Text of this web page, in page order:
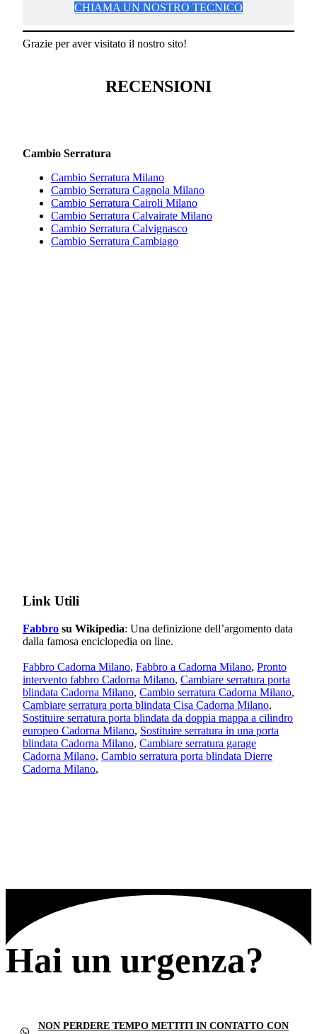
CHIAMA UN NOSTRO TECNICO
Grazie per aver visitato il nostro sito!
RECENSIONI
Cambio Serratura
Cambio Serratura Milano
Cambio Serratura Cagnola Milano
Cambio Serratura Cairoli Milano
Cambio Serratura Calvairate Milano
Cambio Serratura Calvignasco
Cambio Serratura Cambiago
Link Utili
Fabbro su Wikipedia: Una definizione dell’argomento data
dalla famosa enciclopedia on line.
Fabbro Cadorna Milano, Fabbro a Cadorna Milano, Pronto
intervento fabbro Cadorna Milano, Cambiare serratura porta
blindata Cadorna Milano, Cambio serratura Cadorna Milano,
Cambiare serratura porta blindata Cisa Cadorna Milano,
Sostituire serratura porta blindata da doppia mappa a cilindro
europeo Cadorna Milano, Sostituire serratura in una porta
blindata Cadorna Milano, Cambiare serratura garage
Cadorna Milano, Cambio serratura porta blindata Dierre
Cadorna Milano,
Hai un urgenza?
NON PERDERE TEMPO METTITI IN CONTATTO CON